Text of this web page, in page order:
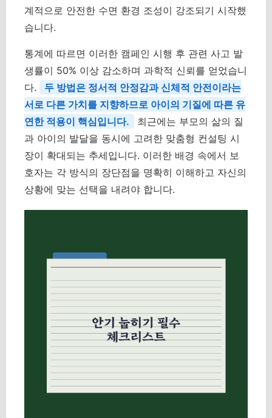
계적으로 안전한 수면 환경 조성이 강조되기 시작했
습니다.
통계에 따르면 이러한 캠페인 시행 후 관련 사고 발
생률이 50% 이상 감소하며 과학적 신뢰를 얻었습니
다.
두 방법은 정서적 안정감과 신체적 안전이라는
서로 다른 가치를 지향하므로 아이의 기질에 따른 유
연한 적용이 핵심입니다.
최근에는 부모의 삶의 질
과 아이의 발달을 동시에 고려한 맞춤형 컨설팅 시
장이 확대되는 추세입니다. 이러한 배경 속에서 보
호자는 각 방식의 장단점을 명확히 이해하고 자신의
상황에 맞는 선택을 내려야 합니다.